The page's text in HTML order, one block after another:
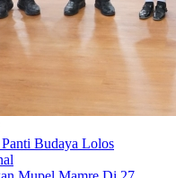
Budaya Lolos